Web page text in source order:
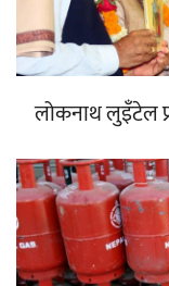
लोकनाथ लुइँटेल